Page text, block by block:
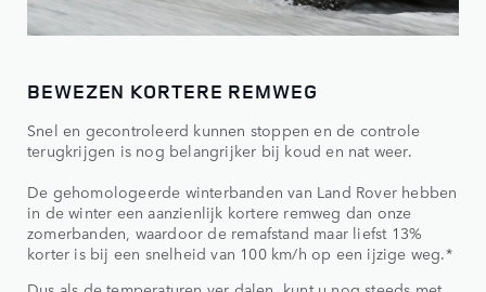
BEWEZEN KORTERE REMWEG
Snel en gecontroleerd kunnen stoppen en de controle
terugkrijgen is nog belangrijker bij koud en nat weer.
De gehomologeerde winterbanden van Land Rover hebben
in de winter een aanzienlijk kortere remweg dan onze
zomerbanden, waardoor de remafstand maar liefst 13%
korter is bij een snelheid van 100 km/h op een ijzige weg.*